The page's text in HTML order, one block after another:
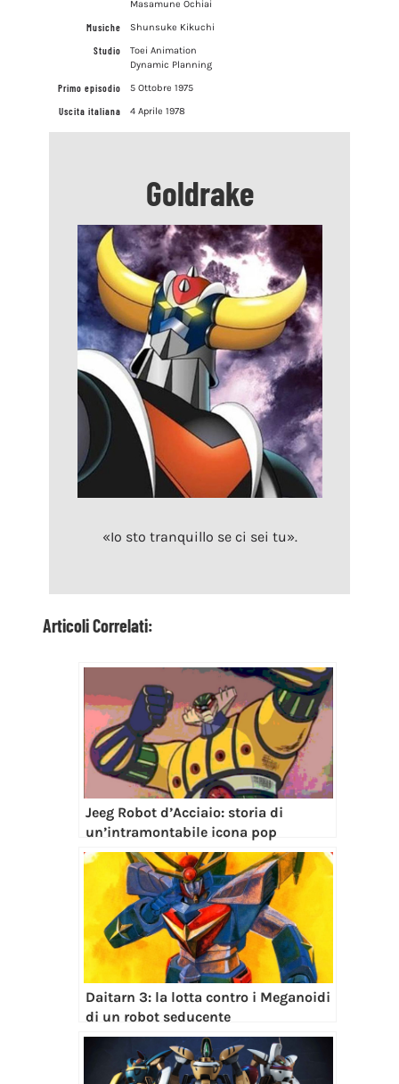
Masamune Ochiai
Musiche
Shunsuke Kikuchi
Studio
Toei Animation
Dynamic Planning
Primo episodio
5 Ottobre 1975
Uscita italiana
4 Aprile 1978
Goldrake
«Io sto tranquillo se ci sei tu».
Articoli Correlati:
Jeeg Robot d’Acciaio: storia di
un’intramontabile icona pop
Daitarn 3: la lotta contro i Meganoidi
di un robot seducente